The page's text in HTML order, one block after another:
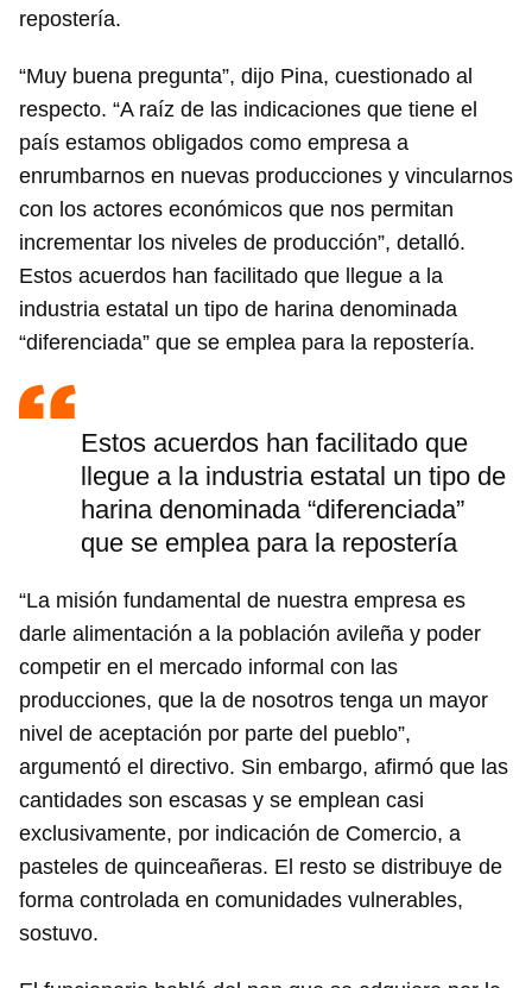
repostería.
“Muy buena pregunta”, dijo Pina, cuestionado al
respecto. “A raíz de las indicaciones que tiene el
país estamos obligados como empresa a
enrumbarnos en nuevas producciones y vincularnos
con los actores económicos que nos permitan
incrementar los niveles de producción”, detalló.
Estos acuerdos han facilitado que llegue a la
industria estatal un tipo de harina denominada
“diferenciada” que se emplea para la repostería.
Estos acuerdos han facilitado que
llegue a la industria estatal un tipo de
harina denominada “diferenciada”
que se emplea para la repostería
“La misión fundamental de nuestra empresa es
darle alimentación a la población avileña y poder
competir en el mercado informal con las
producciones, que la de nosotros tenga un mayor
nivel de aceptación por parte del pueblo”,
argumentó el directivo. Sin embargo, afirmó que las
cantidades son escasas y se emplean casi
exclusivamente, por indicación de Comercio, a
pasteles de quinceañeras. El resto se distribuye de
forma controlada en comunidades vulnerables,
sostuvo.